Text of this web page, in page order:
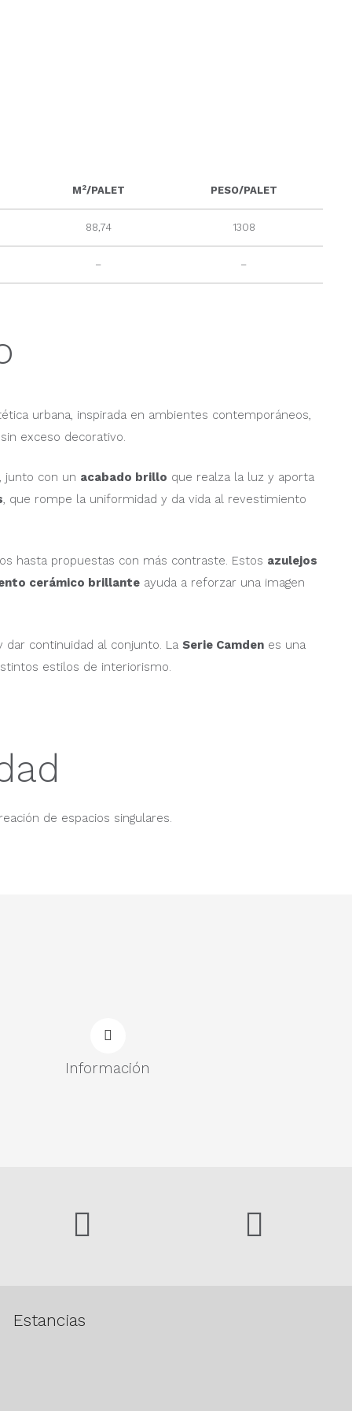
M2/PALET PESO/PALET
88,74 1308
– –
urbana, inspirada en ambientes contemporáneos,
exceso decorativo.
junto con un acabado brillo que realza la luz y aporta
, que rompe la uniformidad y da vida al revestimiento
hasta propuestas con más contraste. Estos azulejos
cerámico brillanteayuda a reforzar una imagen
continuidad al conjunto. La Serie Camdenes una
estilos de interiorismo.
de espacios singulares.
Información
Estancias